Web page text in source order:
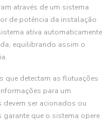
através de um sistema
de potência da instalação
ativa automaticamente
equilibrando assim o
que detectam as flutuações
para um
ser acionados ou
que o sistema opere